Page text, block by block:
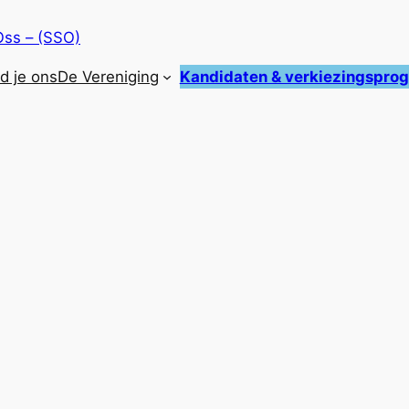
– (SSO)
je onsDe Vereniging Kandidaten &